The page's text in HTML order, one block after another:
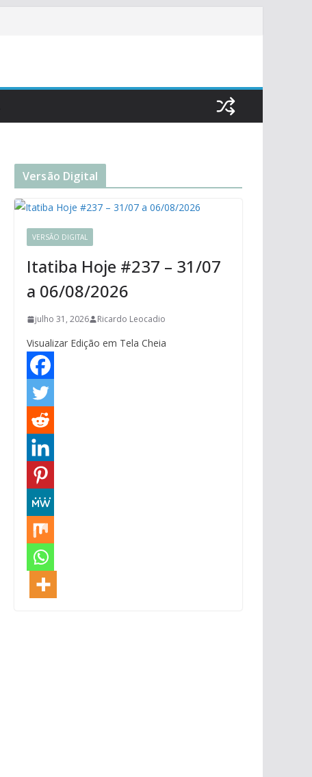
Versão Digital
VERSÃO DIGITAL
Itatiba Hoje #237 – 31/07
a 06/08/2026
julho 31, 2026 Ricardo Leocadio
Visualizar Edição em Tela Cheia